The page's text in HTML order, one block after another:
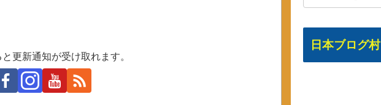
更新通知が受け取れます。
日本ブログ村